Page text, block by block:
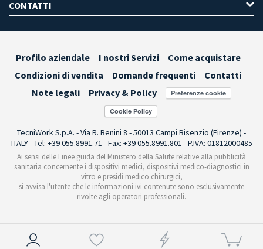
CONTATTI
Profilo aziendale I nostri Servizi
Come acquistare
Condizioni di vendita
Domande frequenti
Contatti
Note legali
Privacy & Policy Preferenze cookie
TecniWork S.p.A. - Via R. Benini 8 - 50013 Campi Bisenzio (Firenze) -
ITALY - Tel: +39 055.8991.71 - Fax: +39 055.8991.801 - P.IVA: 01812000485
Ai sensi delle Linee guida del Ministero della Salute relative alla pubblicità
sanitaria concernente i dispositivi medici, dispositivi medico-diagnostici in
vitro e presidi medico chirurgici,
si avvisa l'utente che le informazioni ivi contenute sono esclusivamente
rivolte agli operatori professionali.